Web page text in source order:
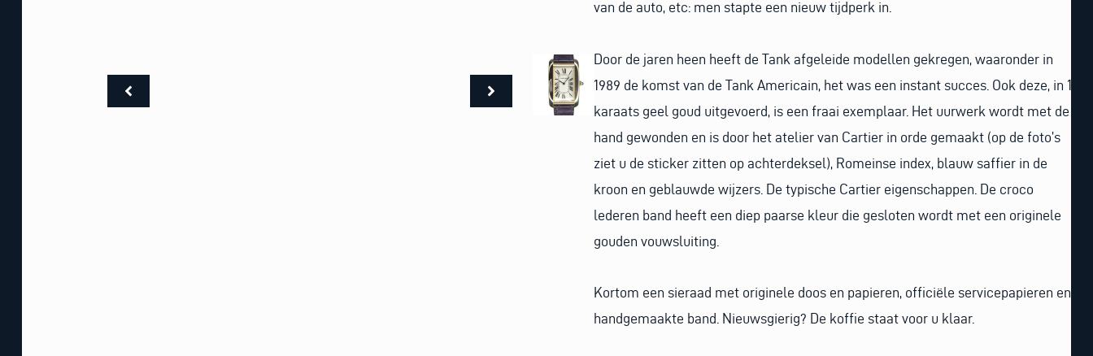
van de auto, etc: men stapte een nieuw tijdperk in.
Door de jaren heen heeft de Tank afgeleide modellen gekregen, waaronder in
1989 de komst van de Tank Americain, het was een instant succes. Ook deze, in 18
karaats geel goud uitgevoerd, is een fraai exemplaar. Het uurwerk wordt met de
hand gewonden en is door het atelier van Cartier in orde gemaakt (op de foto’s
ziet u de sticker zitten op achterdeksel), Romeinse index, blauw saffier in de
kroon en geblauwde wijzers. De typische Cartier eigenschappen. De croco
lederen band heeft een diep paarse kleur die gesloten wordt met een originele
gouden vouwsluiting.
Kortom een sieraad met originele doos en papieren, officiële servicepapieren en
handgemaakte band. Nieuwsgierig? De koffie staat voor u klaar.